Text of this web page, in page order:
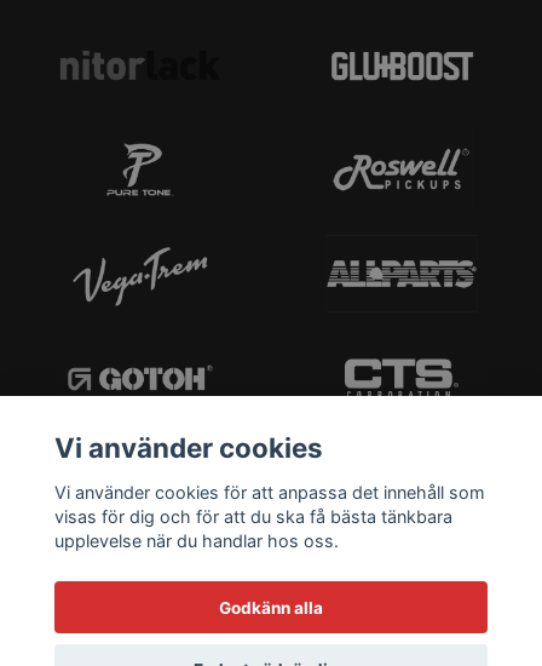
Vi använder cookies
Vi använder cookies för att anpassa det innehåll som
visas för dig och för att du ska få bästa tänkbara
upplevelse när du handlar hos oss.
Godkänn alla